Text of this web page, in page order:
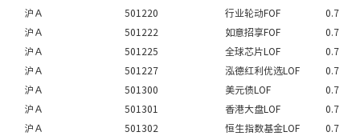
沪Ａ
501220 行业轮动FOF
0.7
沪Ａ
501222 如意招享FOF
0.7
沪Ａ
501225 全球芯片LOF
0.7
沪Ａ
501227 泓德红利优选LOF
0.7
沪Ａ
501300 美元债LOF
0.7
沪Ａ
501301 香港大盘LOF
0.7
沪Ａ
501302 恒生指数基金LOF
0.7